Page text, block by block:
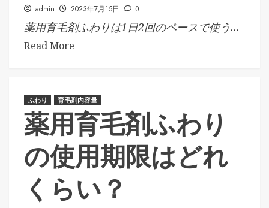
admin 2023年7月15日 0
薬用育毛剤ふわりは1日2回のペースで使う...
Read More
ふわり 育毛剤内容量
薬用育毛剤ふわり
の使用期限はどれ
くらい？